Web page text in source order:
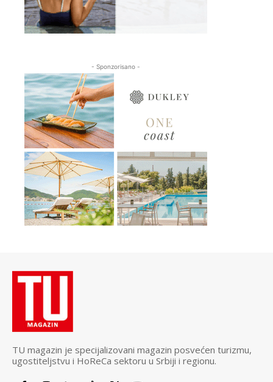
- Sponzorisano -
TU magazin je specijalizovani magazin posvećen turizmu,
ugostiteljstvu i HoReCa sektoru u Srbiji i regionu.